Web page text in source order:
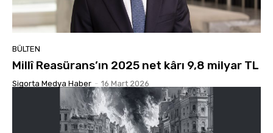
BÜLTEN
Millî Reasürans’ın 2025 net kârı 9,8 milyar TL
Sigorta Medya Haber - 16 Mart 2026